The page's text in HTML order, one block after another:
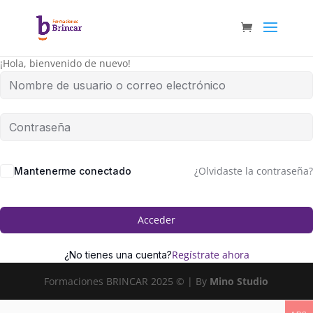
¡Hola, bienvenido de nuevo!
Mantenerme conectado ¿Olvidaste la contraseña?
Acceder
¿No tienes una cuenta?Regístrate ahora
Formaciones BRINCAR 2025 © | By Mino Studio